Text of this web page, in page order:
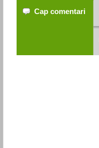
Cap comentari